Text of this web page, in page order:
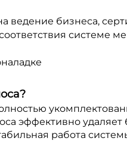
ведение бизнеса,
системе
эффективно удаляет
работа